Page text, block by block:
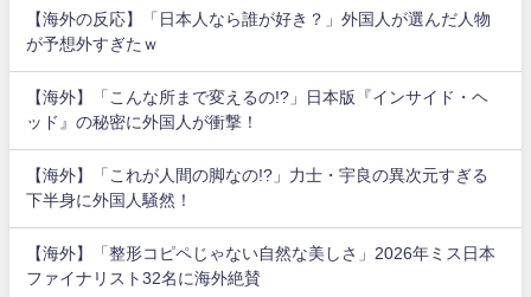
【海外の反応】「日本人なら誰が好き？」外国人が選んだ人物
が予想外すぎたｗ
【海外】「こんな所まで変えるの!?」日本版『インサイド・ヘ
ッド』の秘密に外国人が衝撃！
【海外】「これが人間の脚なの!?」力士・宇良の異次元すぎる
下半身に外国人騒然！
【海外】「整形コピペじゃない自然な美しさ」2026年ミス日本
ファイナリスト32名に海外絶賛